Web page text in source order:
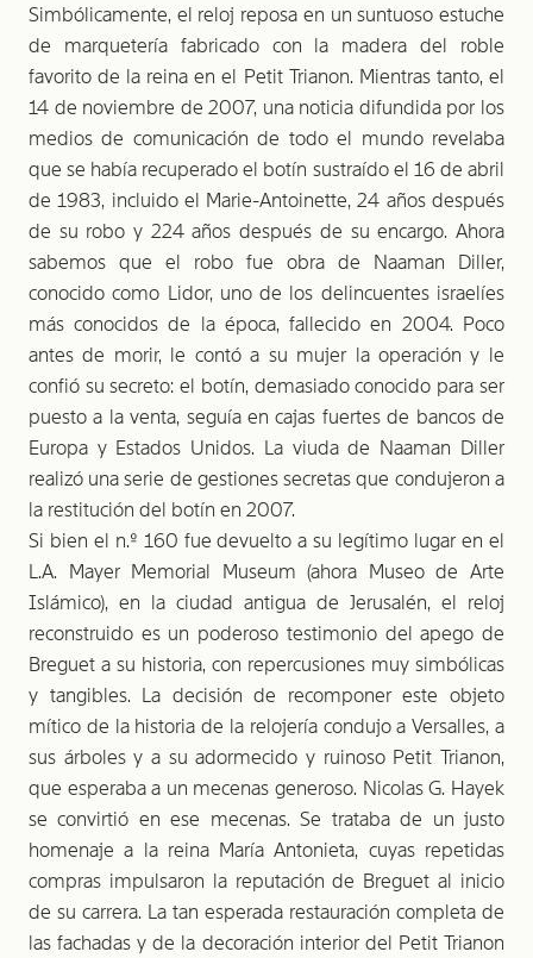
Simbólicamente, el reloj reposa en un suntuoso estuche
de marquetería fabricado con la madera del roble
favorito de la reina en el Petit Trianon. Mientras tanto, el
14 de noviembre de 2007, una noticia difundida por los
medios de comunicación de todo el mundo revelaba
que se había recuperado el botín sustraído el 16 de abril
de 1983, incluido el Marie-Antoinette, 24 años después
de su robo y 224 años después de su encargo. Ahora
sabemos que el robo fue obra de Naaman Diller,
conocido como Lidor, uno de los delincuentes israelíes
más conocidos de la época, fallecido en 2004. Poco
antes de morir, le contó a su mujer la operación y le
confió su secreto: el botín, demasiado conocido para ser
puesto a la venta, seguía en cajas fuertes de bancos de
Europa y Estados Unidos. La viuda de Naaman Diller
realizó una serie de gestiones secretas que condujeron a
la resti­tución del botín en 2007.
Si bien el n.º 160 fue devuelto a su legítimo lugar en el
L.A. Mayer Memorial Museum (ahora Museo de Arte
Islámico), en la ciudad antigua de Jerusalén, el reloj
reconstruido es un poderoso testimonio del apego de
Breguet a su historia, con repercusiones muy simbólicas
y tangibles. La decisión de recomponer este objeto
mítico de la historia de la relojería condujo a Versalles, a
sus árboles y a su adormecido y ruinoso Petit Trianon,
que esperaba a un mecenas generoso. Nicolas G. Hayek
se convirtió en ese mecenas. Se trataba de un justo
homenaje a la reina María Antonieta, cuyas repetidas
compras impulsaron la reputación de Breguet al inicio
de su carrera. La tan esperada restauración completa de
las fachadas y de la decoración interior del Petit Trianon